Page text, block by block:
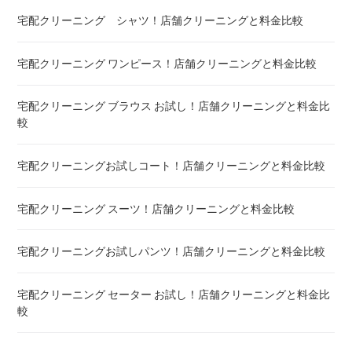
布団クリーニング ! ダニ除去率ランキング
布団クリーニング 真空圧縮サービス 料金比較 ! 市販の圧縮袋
宅配クリーニング 絨毯・カーペット ! 料金 比較
宅配クリーニング シーツ ! 安いランキング
布団クリーニング 敷布団 ! 料金 比較
布団クリーニング ベビーふとん ! 料金 比較
宅配クリーニング シャツ！店舗クリーニングと料金比較
宅配クリーニング ワンピース！店舗クリーニングと料金比較
宅配クリーニング ブラウス お試し！店舗クリーニングと料金比
較
宅配クリーニングお試しコート！店舗クリーニングと料金比較
宅配クリーニング スーツ！店舗クリーニングと料金比較
宅配クリーニングお試しパンツ！店舗クリーニングと料金比較
宅配クリーニング セーター お試し！店舗クリーニングと料金比
較